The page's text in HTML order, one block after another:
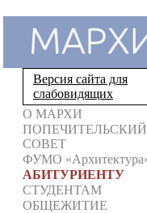
Версия сайта для
слабовидящих
О МАРХИ
ПОПЕЧИТЕЛЬСКИЙ
СОВЕТ
ФУМО
АБИТУРИЕНТУ
СТУДЕНТАМ
ОБЩЕЖИТИЕ